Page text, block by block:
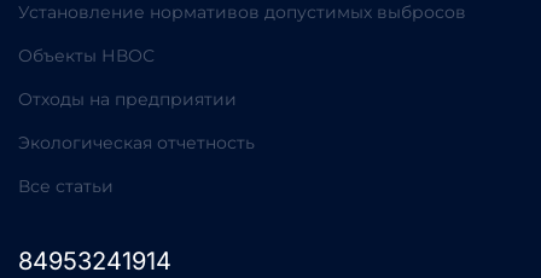
Установление нормативов допустимых выбросов
Объекты НВОС
Отходы на предприятии
Экологическая отчетность
Все статьи
84953241914